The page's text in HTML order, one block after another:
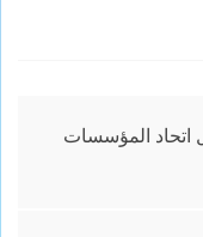
اتحاد المؤسسات